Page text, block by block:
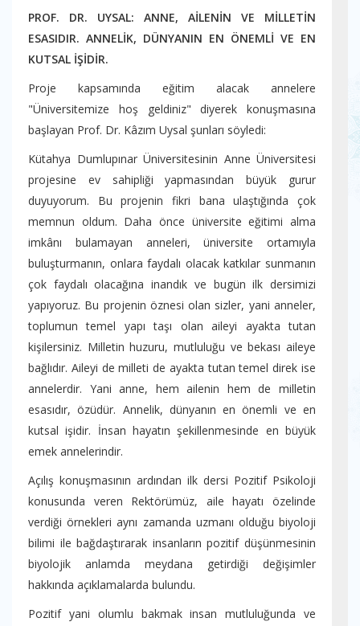
PROF. DR. UYSAL: ANNE, AİLENİN VE MİLLETİN
ESASIDIR. ANNELİK, DÜNYANIN EN ÖNEMLİ VE EN
KUTSAL İŞİDİR.
Proje kapsamında eğitim alacak annelere
"Üniversitemize hoş geldiniz" diyerek konuşmasına
başlayan Prof. Dr. Kâzım Uysal şunları söyledi:
Kütahya Dumlupınar Üniversitesinin Anne Üniversitesi
projesine ev sahipliği yapmasından büyük gurur
duyuyorum. Bu projenin fikri bana ulaştığında çok
memnun oldum. Daha önce üniversite eğitimi alma
imkânı bulamayan anneleri, üniversite ortamıyla
buluşturmanın, onlara faydalı olacak katkılar sunmanın
çok faydalı olacağına inandık ve bugün ilk dersimizi
yapıyoruz. Bu projenin öznesi olan sizler, yani anneler,
toplumun temel yapı taşı olan aileyi ayakta tutan
kişilersiniz. Milletin huzuru, mutluluğu ve bekası aileye
bağlıdır. Aileyi de milleti de ayakta tutan temel direk ise
annelerdir. Yani anne, hem ailenin hem de milletin
esasıdır, özüdür. Annelik, dünyanın en önemli ve en
kutsal işidir. İnsan hayatın şekillenmesinde en büyük
emek annelerindir.
Açılış konuşmasının ardından ilk dersi Pozitif Psikoloji
konusunda veren Rektörümüz, aile hayatı özelinde
verdiği örnekleri aynı zamanda uzmanı olduğu biyoloji
bilimi ile bağdaştırarak insanların pozitif düşünmesinin
biyolojik anlamda meydana getirdiği değişimler
hakkında açıklamalarda bulundu.
Pozitif yani olumlu bakmak insan mutluluğunda ve